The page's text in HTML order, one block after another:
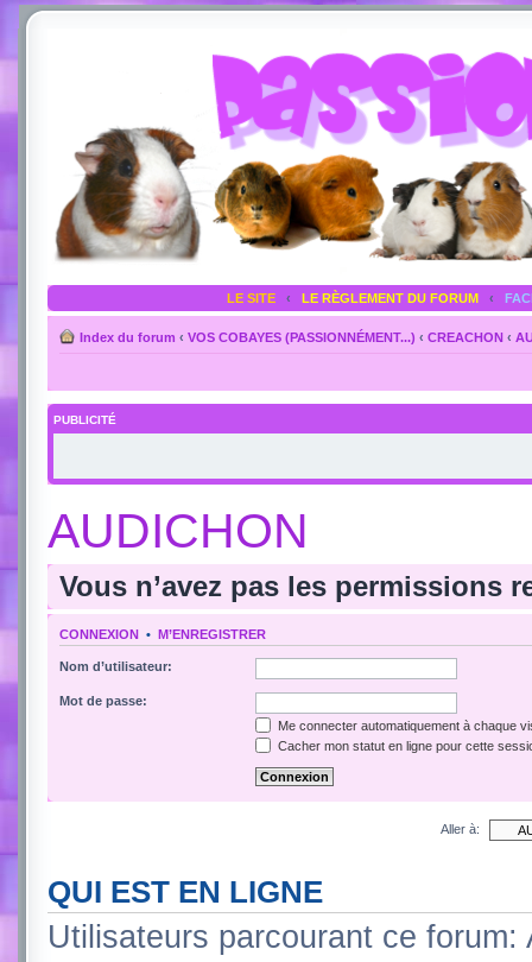
LE SITE ‹ LE RÈGLEMENT DU FORUM ‹
Index du forum ‹ VOS COBAYES (PASSIONNÉMENT...) ‹ CREACHON ‹
PUBLICITÉ
AUDICHON
Vous n’avez pas les permissions
CONNEXION • M’ENREGISTRER
Nom d’utilisateur:
Mot de passe:
Me connecter automatiquement à chaque
Cacher mon statut en ligne pour cette
Aller à:
QUI EST EN LIGNE
Utilisateurs parcourant ce